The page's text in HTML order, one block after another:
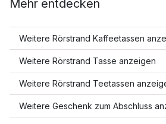
Mehr entdecken
Weitere Rörstrand Kaffeetassen
Weitere Rörstrand Tasse anzeigen
Weitere Rörstrand Teetassen
Weitere Geschenk zum Abschluss